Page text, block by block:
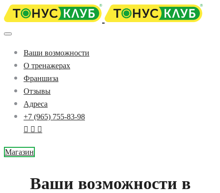
Ваши возможности
О тренажерах
Франшиза
Отзывы
Адреса
+7 (965) 755-83-98
Магазин
Ваши возможности в